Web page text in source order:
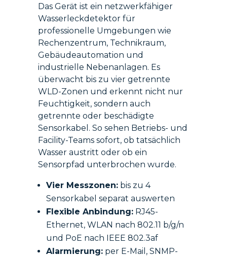
Das Gerät ist ein netzwerkfähiger
Wasserleckdetektor für
professionelle Umgebungen wie
Rechenzentrum, Technikraum,
Gebäudeautomation und
industrielle Nebenanlagen. Es
überwacht bis zu vier getrennte
WLD-Zonen und erkennt nicht nur
Feuchtigkeit, sondern auch
getrennte oder beschädigte
Sensorkabel. So sehen Betriebs- und
Facility-Teams sofort, ob tatsächlich
Wasser austritt oder ob ein
Sensorpfad unterbrochen wurde.
Vier Messzonen:bis zu 4
Sensorkabel separat auswerten
Flexible Anbindung:RJ45-
Ethernet, WLAN nach 802.11 b/g/n
und PoE nach IEEE 802.3af
Alarmierung:per E-Mail, SNMP-